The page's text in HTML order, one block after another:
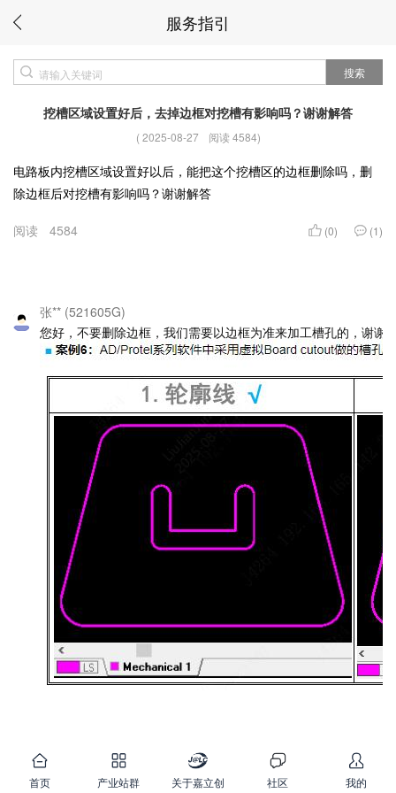
服务指引
搜索
挖槽区域设置好后，去掉边框对挖槽有影响吗？谢谢解答
(2025-08-27 阅读 4584)
电路板内挖槽区域设置好以后，能把这个挖槽区的边框删除吗，删
除边框后对挖槽有影响吗？谢谢解答
阅读 4584 (0) (1)
张** (521605G)
您好，不要删除边框，我们需要以边框为准来加工槽孔的，谢谢
首页 产业站群 关于嘉立创 社区 我的